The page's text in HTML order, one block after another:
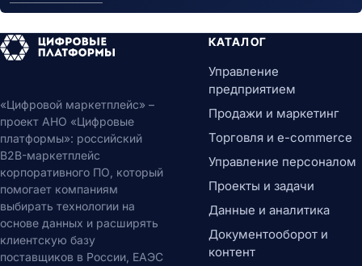
«Цифровой маркетплейс» –
проект АНО «Цифровые
платформы»: российский
B2B-маркетплейс
корпоративного ПО, который
помогает компаниям
выбирать технологии на
основе данных и расширять
клиентскую базу
поставщиков в России, ЕАЭС
КАТАЛОГ
Управление
предприятием
Продажи и маркетинг
Торговля и e-commerce
Управление персоналом
Проекты и задачи
Данные и аналитика
Документооборот и
контент